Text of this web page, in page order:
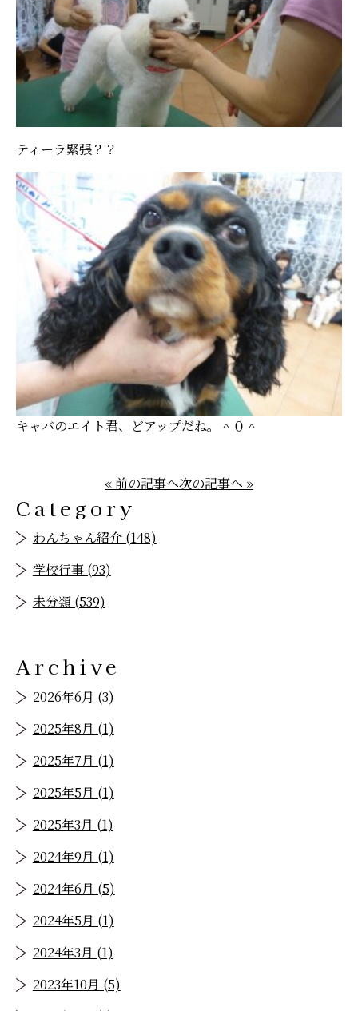
ティーラ緊張？？
キャバのエイト君、どアップだね。＾０＾
« 前の記事へ次の記事へ »
Category
わんちゃん紹介 (148)
学校行事 (93)
未分類 (539)
Archive
2026年6月 (3)
2025年8月 (1)
2025年7月 (1)
2025年5月 (1)
2025年3月 (1)
2024年9月 (1)
2024年6月 (5)
2024年5月 (1)
2024年3月 (1)
2023年10月 (5)